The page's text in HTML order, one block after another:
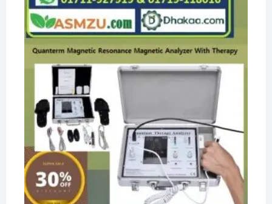
৳ 60,000.00.
৳ 30,000.00.